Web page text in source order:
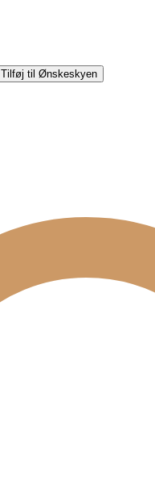
Tilføj til Ønskeskyen